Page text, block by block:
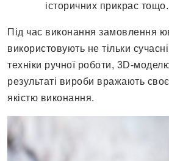
історичних прикрас тощо.
Під час виконання замовлення
використовують не тільки
техніки ручної роботи, 3D-
результаті вироби вражають
якістю виконання.